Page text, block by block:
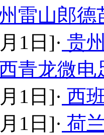
雷山郎德
1日]· 贵
青龙微电
1日]· 西
1日]· 荷